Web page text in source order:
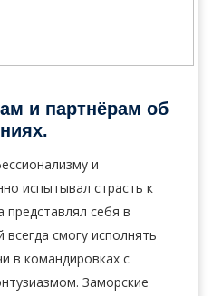
и партнёрам об
и
испытывал страсть к
представлял себя в
смогу исполнять
в командировках с
Заморские